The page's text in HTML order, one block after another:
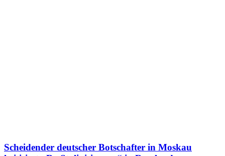
Scheidender deutscher Botschafter in Moskau